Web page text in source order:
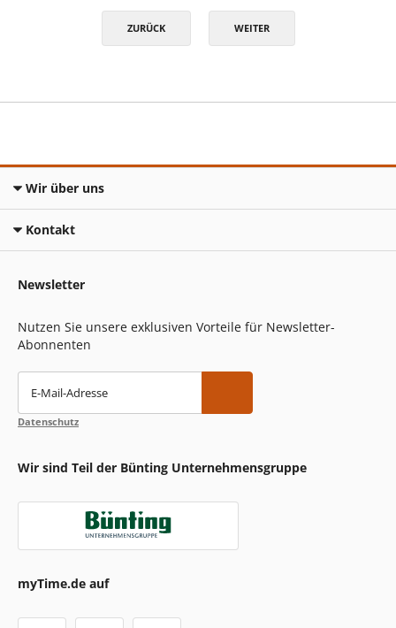
ZURÜCK WEITER
Wir über uns
Kontakt
Newsletter
Nutzen Sie unsere exklusiven Vorteile für Newsletter-
Abonnenten
E-Mail-Adresse
Datenschutz
Wir sind Teil der Bünting Unternehmensgruppe
myTime.de auf